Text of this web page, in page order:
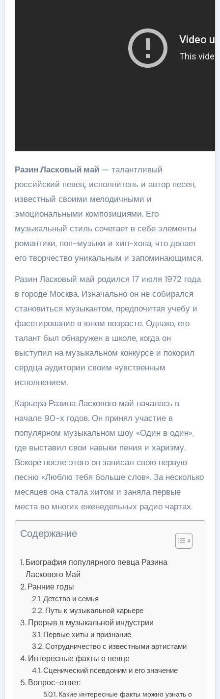
Разин Ласковый май— талантливый
российский певец, исполнитель и автор песен,
известный своими мелодичными и
эмоциональными композициями. Его
музыкальный стиль сочетает в себе элементы
романтики, поп-музыки и хип-хопа, что делает
его творчество уникальным и запоминающимся.
Разин Ласковый май родился 17 июля 1972 года
в городе Москва. Изначально он не собирался
становиться музыкантом, предпочитая учебу и
фасетирование в юном возрасте. Однако, его
талант был обнаружен в школе, когда он
выступил на музыкальном конкурсе и покорил
сердца аудитории своим чувственным
исполнением.
Карьера Разина Ласкового май началась в
начале 90-х годов. Он принял участие в
популярном музыкальном шоу «Один в один»,
где выставил свои навыки пения и харизму.
Вскоре после этого он записал свою первую
песню «Люблю тебя больше слов». За несколько
месяцев она стала хитом и заняла первые
места во многих еженедельных радио чартах.
Содержание
Биография популярного певца Разина
Ласкового Май
Ранние годы
Детство и семья
Путь к музыкальной карьере
Прорыв в музыкальной индустрии
Первые хиты и признание
Сотрудничество с известными артистами
Интересные факты о певце
Сценический псевдоним и его значение
Вопрос-ответ:
Какие интересные факты можно узнать о